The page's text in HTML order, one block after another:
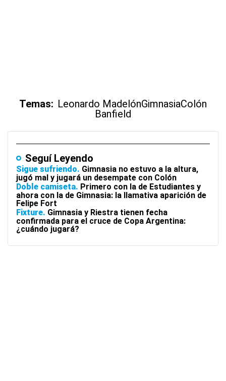
Temas: Leonardo MadelónGimnasiaColón
Banfield
Seguí Leyendo
Sigue sufriendo Gimnasia no estuvo a la altura,
jugó mal y jugará un desempate con Colón
Doble camiseta Primero con la de Estudiantes y
ahora con la de Gimnasia: la llamativa aparición de
Felipe Fort
Fixture Gimnasia y Riestra tienen fecha
confirmada para el cruce de Copa Argentina:
¿cuándo jugará?